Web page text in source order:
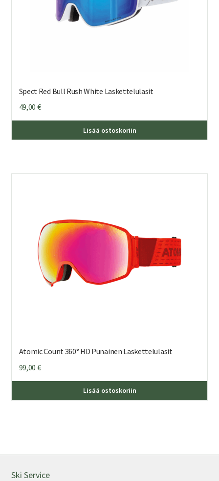
Spect Red Bull Rush White Laskettelulasit
49,00 €
Lisää ostoskoriin
Atomic Count 360° HD Punainen Laskettelulasit
99,00 €
Lisää ostoskoriin
Ski Service